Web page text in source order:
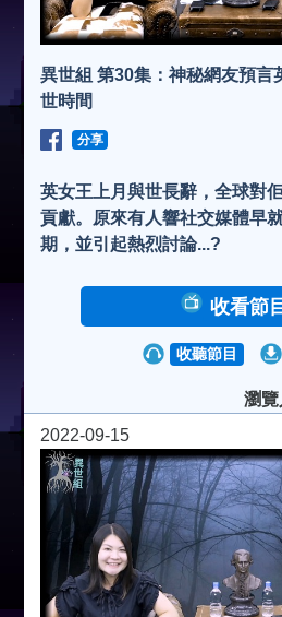
異世組 第30集：神秘網友預言
世時間
分享
英女王上月與世長辭，全球對
貢獻。原來有人響社交媒體早
期，並引起熱烈討論...?
收看節目
收聽節目
瀏
2022-09-15